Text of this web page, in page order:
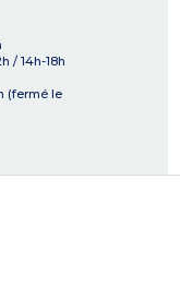
/ 14h-18h
(fermé le